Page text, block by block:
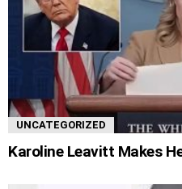
UNCATEGORIZED
Karoline Leavitt Makes